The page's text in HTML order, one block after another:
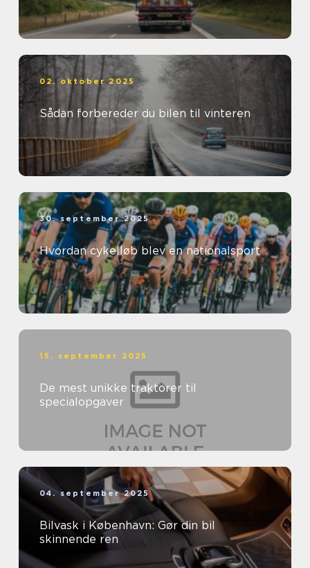
02. oktober 2025
Sådan forbereder du bilen til vinteren
30. september 2025
Hvordan cykelløb blev en nationalsport
15. september 2025
De mest unikke traktorer til
specialopgaver
04. september 2025
Bilvask i København: Gør din bil
skinnende ren